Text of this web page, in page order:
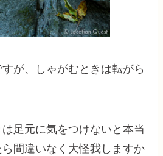
が、しゃがむときは転がら
足元に気をつけないと本当
間違いなく大怪我しますか